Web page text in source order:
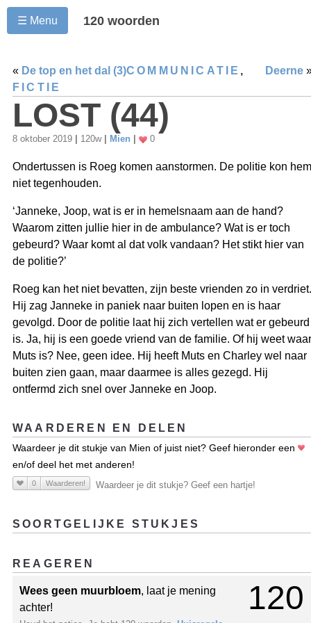
☰ Menu 120 woorden
« De top en het dal (3) Deerne
COMMUNICATIE ,
FICTIE
LOST (44)
8 oktober 2019 120w Mien 0
Ondertussen is Roeg komen aanstormen. De politie kon hem
niet tegenhouden.
‘Janneke, Joop, wat is er in hemelsnaam aan de hand?
Waarom zitten jullie hier in de ambulance? Wat is er toch
gebeurd? Waar komt al dat volk vandaan? Het stikt hier van
de politie?’
Roeg kan het niet bevatten, zijn beste vrienden zo in verdriet.
Hij zag Janneke in paniek naar buiten lopen en is haar
gevolgd. Door de politie laat hij zich vertellen wat er gebeurd
is. Ja, hij is een goede vriend van de familie. Of hij weet waar
Muts is? Nee, geen idee. Hij heeft Muts en Charley wel naar
buiten zien gaan, maar daarmee is alles gezegd. Hij
ontfermd zich snel over Janneke en Joop.
WAARDEREN EN DELEN
Waardeer je dit stukje van Mien of juist niet? Geef hieronder een
en/of deel het met anderen!
0 Waarderen! Waardeer je dit stukje? Geef een hartje!
SOORTGELIJKE STUKJES
REAGEREN
120
Wees geen muurbloem, laat je mening
achter!